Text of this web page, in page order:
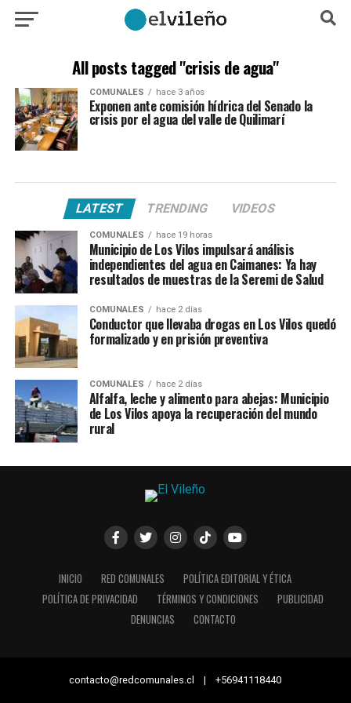
All posts tagged "crisis de agua"
COMUNALES hace 3 años
Exponen ante comisión hídrica del Senado la
crisis por el agua del valle de Quilimarí
LATEST TRENDING VIDEOS
COMUNALES hace 19 horas
Municipio de Los Vilos impulsará análisis
independientes del agua en Caimanes: Ya hay
resultados de muestras de la Seremi de Salud
COMUNALES hace 2 días
Conductor que llevaba drogas en Los Vilos quedó
formalizado y en prisión preventiva
COMUNALES hace 2 días
Alfalfa, leche y alimento para abejas: Municipio
de Los Vilos apoya la recuperación del mundo
rural
INICIO RED COMUNALES
POLÍTICA EDITORIAL Y ÉTICA
POLÍTICA DE PRIVACIDAD
TÉRMINOS Y CONDICIONES
PUBLICIDAD
DENUNCIAS
CONTACTO
contacto@redcomunales.cl | +56941118440